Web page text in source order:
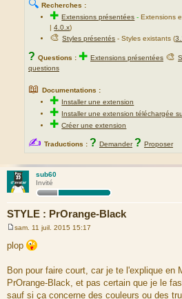
🔍 Recherches :
✚Extensions présentées - Extensions
|4.0.x)
🎨Styles présentés - Styles existants (
? Questions : ✚ Extensions présentées 🎨
questions
📖 Documentations :
✚ Installer une extension
✚ Installer une extension téléchargée
✚Créer une extension
✍ Traductions : ? Demander ? Proposer
sub60
Invité
STYLE : PrOrange-Black
s
g
e
sam. 11 juil. 2015 15:17
plop
Bon pour faire court, car je te l'explique en
PrOrange-Black, et pas certain que je le
sauf si ça concerne des couleurs ou des